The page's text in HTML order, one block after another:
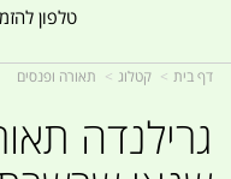
טלפון להזמנות:
דף בית קטלוג תאורה ופנסים
גרילנדה